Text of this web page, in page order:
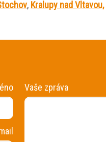
, Kralupy nad Vltavou,
Vaše zpráva